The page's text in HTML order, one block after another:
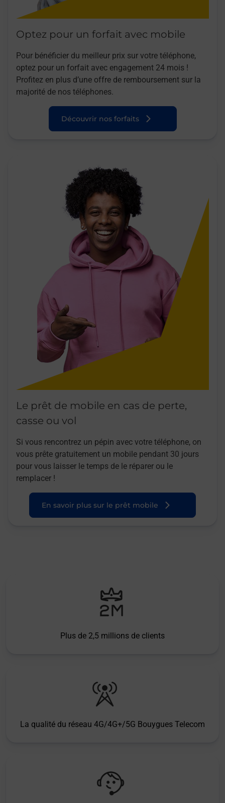
Optez pour un forfait avec mobile
Pour bénéficier du meilleur prix sur votre téléphone,
optez pour un forfait avec engagement 24 mois !
Profitez en plus d’une offre de remboursement sur la
majorité de nos téléphones.
Découvrir nos forfaits
Le prêt de mobile en cas de perte,
casse ou vol
Si vous rencontrez un pépin avec votre téléphone, on
vous prête gratuitement un mobile pendant 30 jours
pour vous laisser le temps de le réparer ou le
remplacer !
En savoir plus sur le prêt mobile
Plus de 2,5 millions de clients
La qualité du réseau 4G/4G+/5G Bouygues Telecom